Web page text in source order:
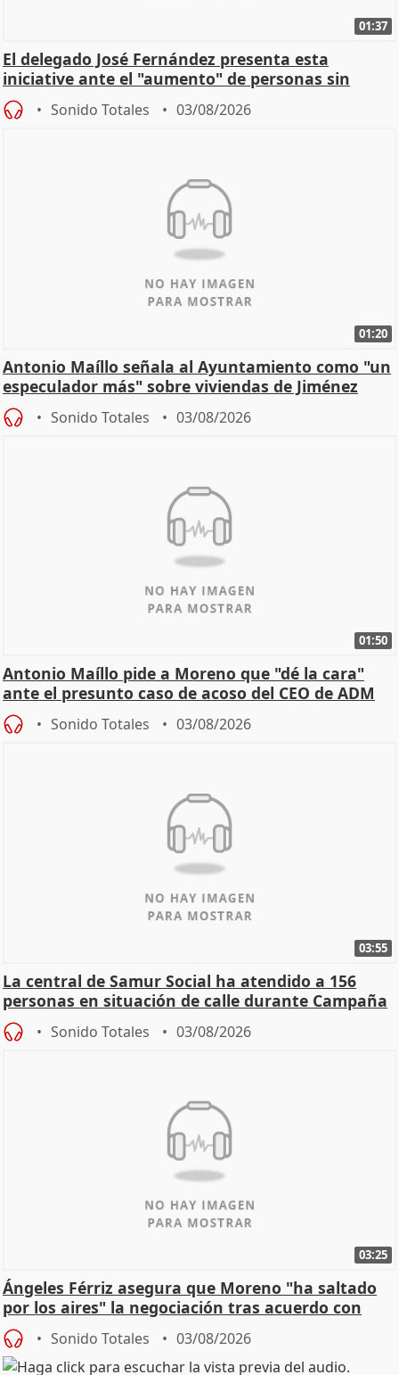
01:37
El delegado José Fernández presenta esta
iniciative ante el "aumento" de personas sin
hogar en Madri
Sonido Totales 03/08/2026
01:20
Antonio Maíllo señala al Ayuntamiento como "un
especulador más" sobre viviendas de Jiménez
Becerril
Sonido Totales 03/08/2026
01:50
Antonio Maíllo pide a Moreno que "dé la cara"
ante el presunto caso de acoso del CEO de ADM
Sonido Totales 03/08/2026
03:55
La central de Samur Social ha atendido a 156
personas en situación de calle durante Campaña
de Calor
Sonido Totales 03/08/2026
03:25
Ángeles Férriz asegura que Moreno "ha saltado
por los aires" la negociación tras acuerdo con
SMA
Sonido Totales 03/08/2026